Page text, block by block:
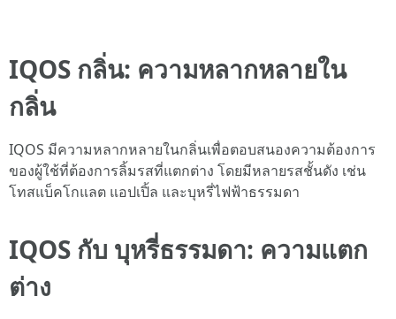
IQOS กลิ่น: ความหลากหลายใน
กลิ่น
IQOS มีความหลากหลายในกลิ่นเพื่อตอบสนองความต้องการ
ของผู้ใช้ที่ต้องการลิ้มรสที่แตกต่าง โดยมีหลายรสชั้นดัง เช่น
โทสแบ็คโกแลต แอปเปิ้ล และบุหรี่ไฟฟ้าธรรมดา
IQOS กับ บุหรี่ธรรมดา: ความแตก
ต่าง